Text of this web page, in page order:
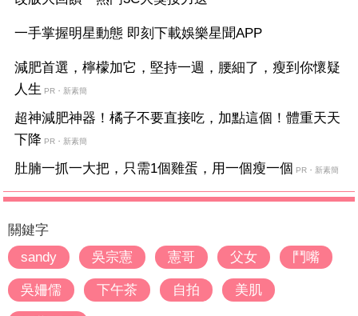
一手掌握明星動態 即刻下載娛樂星聞APP
減肥首選，檸檬加它，堅持一週，腰細了，瘦到你懷疑
人生 PR・新素簡
超神減肥神器！橘子不要直接吃，加點這個！體重天天
下降 PR・新素簡
肚腩一抓一大把，只需1個雞蛋，用一個瘦一個 PR・新素簡
關鍵字
sandy
吳宗憲 憲哥 父女 鬥嘴
吳姍儒 下午茶 自拍 美肌